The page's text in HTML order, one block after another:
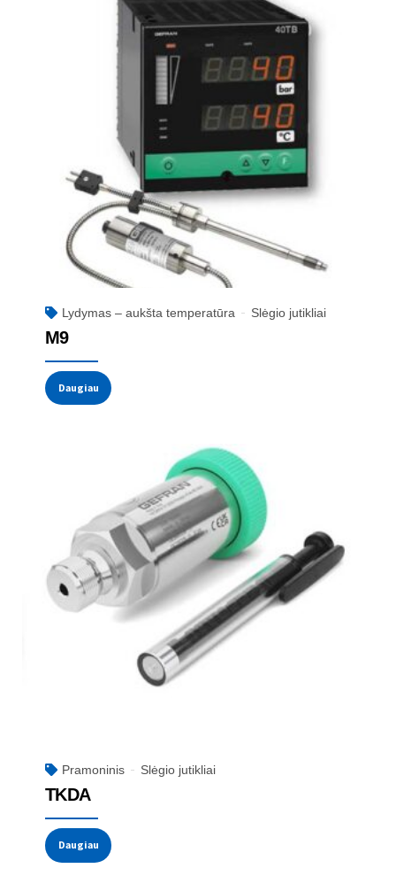
Lydymas – aukšta temperatūra Slėgio jutikliai
M9
Daugiau
Pramoninis Slėgio jutikliai
TKDA
Daugiau